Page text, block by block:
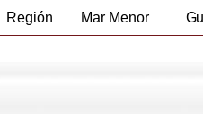
Región Mar Menor